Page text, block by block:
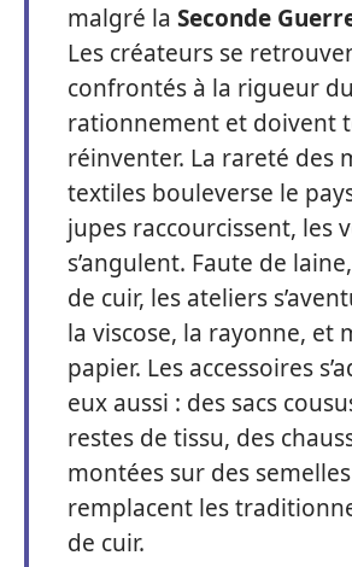
malgré la Seconde
Les créateurs se
confrontés à la rigueur du
rationnement et doivent
réinventer. La rareté des
textiles bouleverse le
jupes raccourcissent, les
s’angulent. Faute de
de cuir, les ateliers
la viscose, la rayonne, et
papier. Les accessoires
eux aussi : des sacs
restes de tissu, des
montées sur des
remplacent les
de cuir.